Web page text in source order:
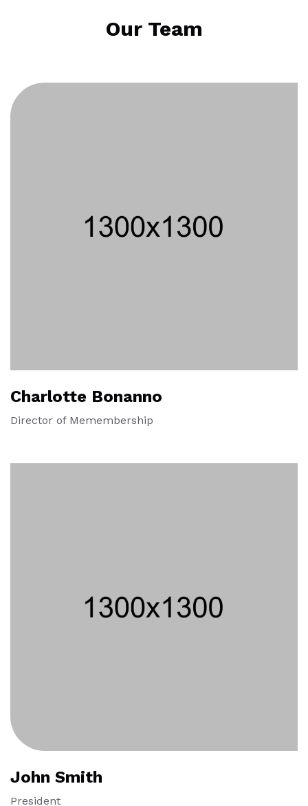
Our Team
Charlotte Bonanno
Director of Memembership
John Smith
President